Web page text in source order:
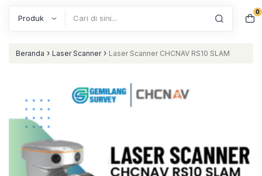
0
Beranda › Laser Scanner › Laser Scanner CHCNAV RS10 SLAM